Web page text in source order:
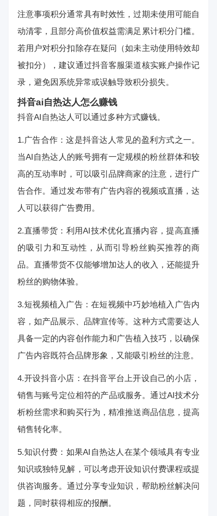
注意事项积分通常具有时效性，过期未使用可能自
动清零，且部分高价值权益需满足累计积分门槛。
若用户对积分扣除存在疑问（如未主动使用特效却
被扣分），建议通过抖音客服渠道核实账户操作记
录，避免因系统异常或误触导致积分损失。
抖音ai自热达人怎么赚钱
抖音AI自热达人可以通过多种方式赚钱。
1.广告合作：这是抖音达人常见的盈利方式之一。
当AI自热达人的账号拥有一定规模的粉丝群体和较
高的互动率时，可以吸引品牌商家的注意，进行广
告合作。通过发布带有广告内容的视频或直播，达
人可以获得广告费用。
2.直播带货：利用AI技术优化直播内容，提高直播
的吸引力和互动性，从而引导粉丝购买推荐的商
品。直播带货不仅能够增加达人的收入，还能提升
粉丝的购物体验。
3.短视频植入广告：在短视频中巧妙地植入广告内
容，如产品展示、品牌宣传等。这种方式需要达人
具备一定的内容创作能力和广告植入技巧，以确保
广告内容既符合品牌形象，又能吸引粉丝的注意。
4.开设抖音小店：在抖音平台上开设自己的小店，
销售与账号定位相符的产品或服务。通过AI技术分
析粉丝需求和购买行为，精准推送商品信息，提高
销售转化率。
5.知识付费：如果AI自热达人在某个领域具有专业
知识或独特见解，可以考虑开设知识付费课程或提
供咨询服务。通过分享专业知识，帮助粉丝解决问
题，同时获得相应的报酬。